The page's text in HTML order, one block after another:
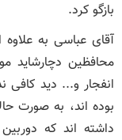
بازگو کرد.
آقای عباسی به
محافظین دچارشاید
انفجار و... دید کافی
بوده اند، به صورت
داشته اند که